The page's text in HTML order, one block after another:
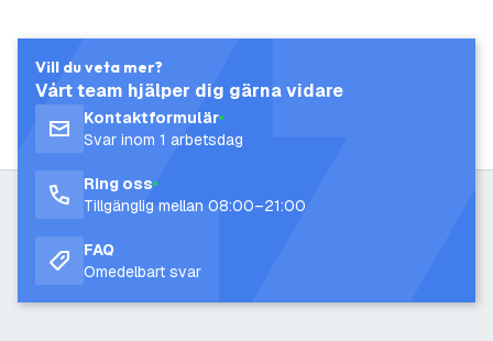
Vill du veta mer?
Vårt team hjälper dig gärna vidare
Kontaktformulär
Svar inom 1 arbetsdag
Ring oss
Tillgänglig mellan 08:00–21:00
FAQ
Omedelbart svar